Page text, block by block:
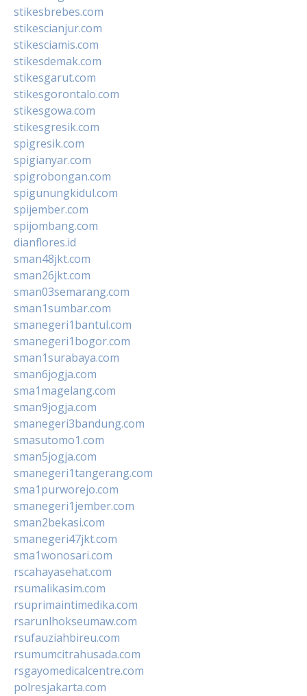
stikesbrebes.com
stikescianjur.com
stikesciamis.com
stikesdemak.com
stikesgarut.com
stikesgorontalo.com
stikesgowa.com
stikesgresik.com
spigresik.com
spigianyar.com
spigrobongan.com
spigunungkidul.com
spijember.com
spijombang.com
dianflores.id
sman48jkt.com
sman26jkt.com
sman03semarang.com
sman1sumbar.com
smanegeri1bantul.com
smanegeri1bogor.com
sman1surabaya.com
sman6jogja.com
sma1magelang.com
sman9jogja.com
smanegeri3bandung.com
smasutomo1.com
sman5jogja.com
smanegeri1tangerang.com
sma1purworejo.com
smanegeri1jember.com
sman2bekasi.com
smanegeri47jkt.com
sma1wonosari.com
rscahayasehat.com
rsumalikasim.com
rsuprimaintimedika.com
rsarunlhokseumaw.com
rsufauziahbireu.com
rsumumcitrahusada.com
rsgayomedicalcentre.com
polresjakarta.com